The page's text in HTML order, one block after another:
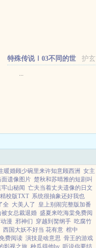
护玄
特殊传说Ⅰ03不同的世
...
暖婚顾少碗里来许知意顾西洲 女主
面遗像图片 楚秋和苏晴雅的短剧叫
牢山秘闻 亡夫当着丈夫遗像的日文
校版TXT 系统很抽象还好我也
全 大美人了
皇上别闹完整版加番
被女总裁退婚 盛夏来吃海棠免费阅
漫 邪神们 穿越到胬纲手 吃腐竹
西国大妖不好当 花有意 棺中
费阅读 演技是啥意思 骨王的游戏
影视之旅 种瓜得他by 听说你要结